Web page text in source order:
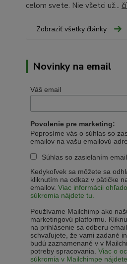
celom svete. Nie všetci už...
Zobraziť všetky články
Novinky na email
Váš email
Povolenie pre marketing:
Poprosíme vás o súhlas so
emailov na vašu emailovú
Súhlas so zasielaním
Kedykoľvek sa môžete sa
kliknutím na odkaz v pätičke
emailov. Viac informácii
súkromia nájdete tu.
Používame Mailchimp ako
marketingovú platformu.
na prihlásenie sa odberu
schvaľujete, že vami zadané
budú zaznamenané v v
potreby spracovania. Viac o
súkromia v Mailchimpe